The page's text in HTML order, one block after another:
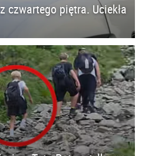
czwartego piętra. Uciekła